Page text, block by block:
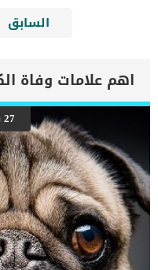
السابق
27 يوليو 2023